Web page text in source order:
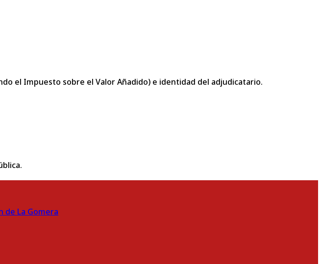
el Impuesto sobre el Valor Añadido) e identidad del adjudicatario.
de La Gomera